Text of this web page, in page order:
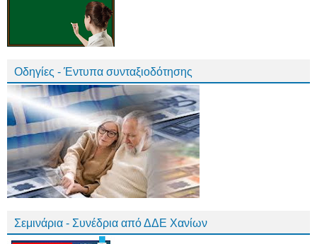
Οδηγίες - Έντυπα συνταξιοδότησης
Σεμινάρια - Συνέδρια από ΔΔΕ Χανίων